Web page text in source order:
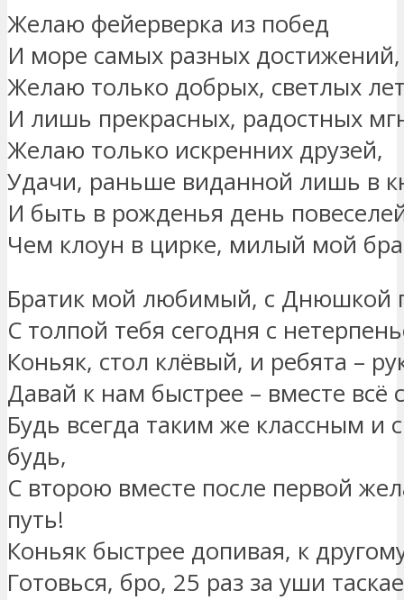
Желаю фейерверка из побед
И море самых разных достижений,
Желаю только добрых, светлых
И лишь прекрасных, радостных
Желаю только искренних друзей,
Удачи, раньше виданной лишь в
И быть в рожденья день
Чем клоун в цирке, милый мой
Братик мой любимый, с Днюшкой
С толпой тебя сегодня с
Коньяк, стол клёвый, и ребята –
Давай к нам быстрее – вместе всё
Будь всегда таким же классным и
будь,
С второю вместе после первой
путь!
Коньяк быстрее допивая, к
Готовься, бро, 25 раз за уши